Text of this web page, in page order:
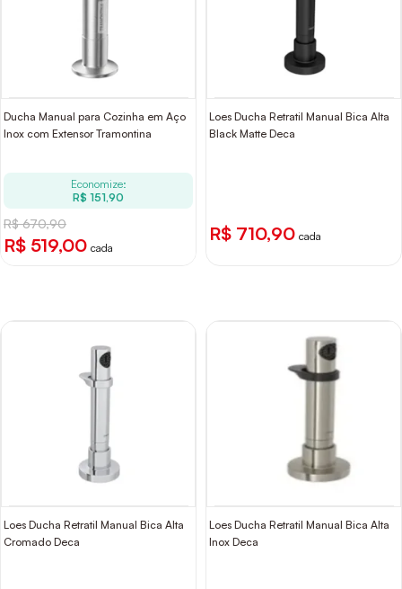
Ducha Manual para Cozinha em Aço
Inox com Extensor Tramontina
Economize:
R$ 151,90
R$ 670,90
R$ 519,00 cada
Loes Ducha Retratil Manual Bica Alta
Black Matte Deca
R$ 710,90 cada
Loes Ducha Retratil Manual Bica Alta
Cromado Deca
Loes Ducha Retratil Manual Bica Alta
Inox Deca